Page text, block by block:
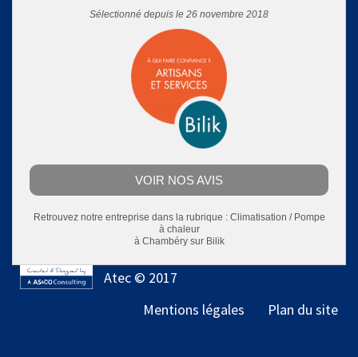
Sélectionné depuis le 26 novembre 2018
VOIR NOS AVIS
Retrouvez notre entreprise dans la rubrique : Climatisation / Pompe
à chaleur
à Chambérysur Bilik
Atec © 2017
Mentions légales
Plan du site